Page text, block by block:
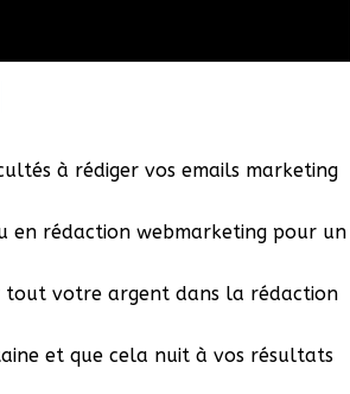
à rédiger vos emails marketing
en rédaction webmarketing pour un
tout votre argent dans la rédaction
et que cela nuit à vos résultats